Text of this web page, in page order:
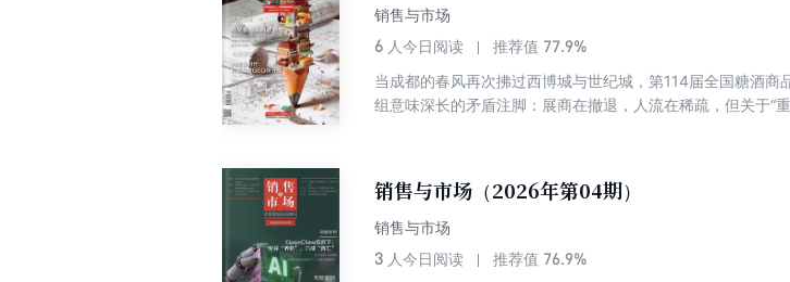
色，又越来越懂年轻人的表达方式。 过去，人们提到河南，常
然仍然真实，但它们已经不足以概括今天的河南。 因为如今
情绪、内容与文化场景；不仅能承接产业转移，也正在形成
的消费生态。 而这或许正是“群象”真正的意义。它既不是几
一片土地开始形成持续生长能力的信号。 那些奔跑中的“象”
销售与市场
6 人今日阅读 推荐值 77.9%
当成都的春风再次拂过西博城与世纪城，第114届全国糖酒
组意味深长的矛盾注脚：展商在撤退，人流在稀疏，但关于“
城市变为体验场的“展城融合”系统战；从老糖酒人毫不避讳
们发现，糖酒会正在经历一场残酷却必要的祛魅与重塑。 糖
租就能赚钱的“大集市”。未来的它，或许应如业内人士疾呼的
展陈的骨骼里注入“人间烟火气”的血肉。 冷的是过时的交易
销售与市场（2026年第04期）
销售与市场
3 人今日阅读 推荐值 76.9%